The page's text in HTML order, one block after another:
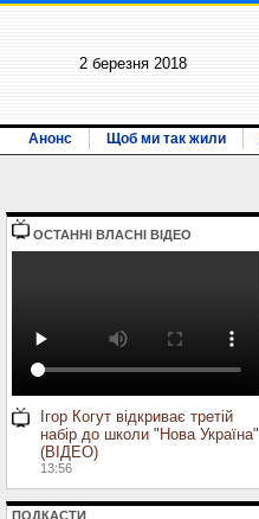
2 березня 2018
Анонс Щоб ми так жили
ОСТАННI ВЛАСНI ВIДЕО
Ігор Когут відкриває третій
набір до школи "Нова Україна"
(ВІДЕО)
13:56
ПОДКАСТИ